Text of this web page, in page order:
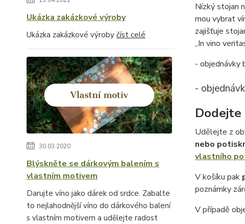
Ukázka zakázkové výroby
Ukázka zakázkové výroby číst celé
30.03.2020
Blýskněte se dárkovým balením s
vlastním motivem
Darujte víno jako dárek od srdce. Zabalte
to nejlahodnější víno do dárkového balení
s vlastním motivem a udělejte radost
Nízký stojan
mou vybrat
zajišťuje
„In vino
- objednávky
-
Udělejte z
nebo
vlastního
V košíku pak
poznámky
V případě